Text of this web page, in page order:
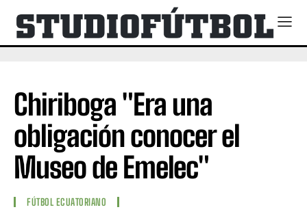
Chiriboga "Era una
obligación conocer el
Museo de Emelec"
FÚTBOL ECUATORIANO